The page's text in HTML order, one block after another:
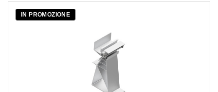
IN PROMOZIONE